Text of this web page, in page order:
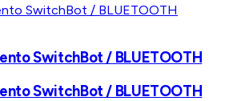
SwitchBot / BLUETOOTH
SwitchBot / BLUETOOTH